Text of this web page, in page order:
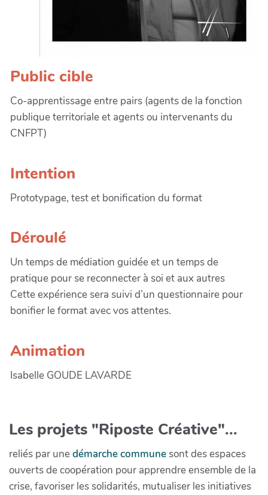
Public cible
Co-apprentissage entre pairs (agents de la fonction
publique territoriale et agents ou intervenants du
CNFPT)
Intention
Prototypage, test et bonification du format
Déroulé
Un temps de médiation guidée et un temps de
pratique pour se reconnecter à soi et aux autres
Cette expérience sera suivi d’un questionnaire pour
bonifier le format avec vos attentes.
Animation
Isabelle GOUDE LAVARDE
Les projets "Riposte Créative"...
reliés par unedémarche communesont des espaces
ouverts de coopération pour apprendre ensemble de la
crise, favoriser les solidarités, mutualiser les initiatives